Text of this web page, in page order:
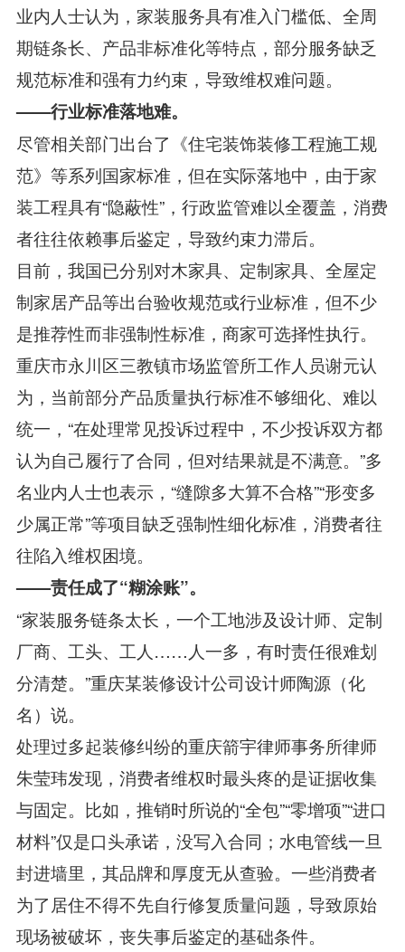
业内人士认为，家装服务具有准入门槛低、全周
期链条长、产品非标准化等特点，部分服务缺乏
规范标准和强有力约束，导致维权难问题。
——行业标准落地难。
尽管相关部门出台了《住宅装饰装修工程施工规
范》等系列国家标准，但在实际落地中，由于家
装工程具有“隐蔽性”，行政监管难以全覆盖，消费
者往往依赖事后鉴定，导致约束力滞后。
目前，我国已分别对木家具、定制家具、全屋定
制家居产品等出台验收规范或行业标准，但不少
是推荐性而非强制性标准，商家可选择性执行。
重庆市永川区三教镇市场监管所工作人员谢元认
为，当前部分产品质量执行标准不够细化、难以
统一，“在处理常见投诉过程中，不少投诉双方都
认为自己履行了合同，但对结果就是不满意。”多
名业内人士也表示，“缝隙多大算不合格”“形变多
少属正常”等项目缺乏强制性细化标准，消费者往
往陷入维权困境。
——责任成了“糊涂账”。
“家装服务链条太长，一个工地涉及设计师、定制
厂商、工头、工人……人一多，有时责任很难划
分清楚。”重庆某装修设计公司设计师陶源（化
名）说。
处理过多起装修纠纷的重庆箭宇律师事务所律师
朱莹玮发现，消费者维权时最头疼的是证据收集
与固定。比如，推销时所说的“全包”“零增项”“进口
材料”仅是口头承诺，没写入合同；水电管线一旦
封进墙里，其品牌和厚度无从查验。一些消费者
为了居住不得不先自行修复质量问题，导致原始
现场被破坏，丧失事后鉴定的基础条件。